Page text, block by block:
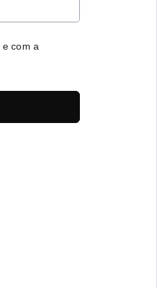
e com a